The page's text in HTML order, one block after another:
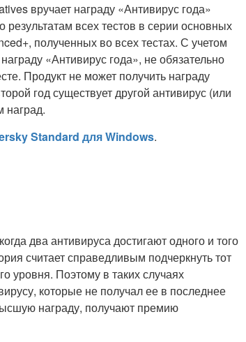
вручает награду «Антивирус года»
всех тестов в серии основных
полученных во всех тестах. С учетом
«Антивирус года», не обязательно
Продукт не может получить награду
год существует другой антивирус (или
наград.
Standard для Windows.
два антивируса достигают одного и того
считает справедливым подчеркнуть тот
уровня. Поэтому в таких случаях
которые не получал ее в последнее
награду, получают премию